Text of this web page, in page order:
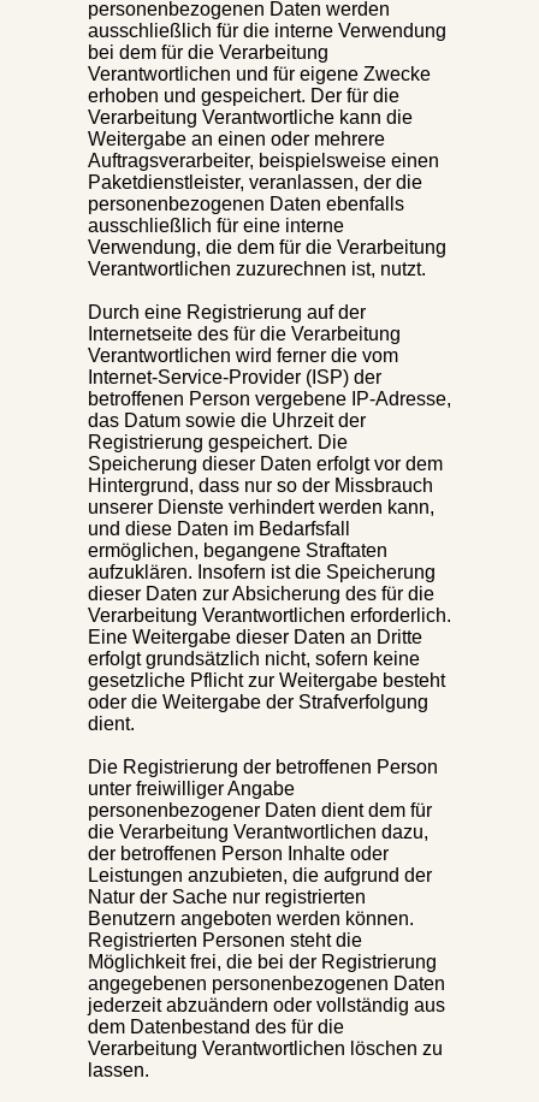
personenbezogenen Daten werden
ausschließlich für die interne Verwendung
bei dem für die Verarbeitung
Verantwortlichen und für eigene Zwecke
erhoben und gespeichert. Der für die
Verarbeitung Verantwortliche kann die
Weitergabe an einen oder mehrere
Auftragsverarbeiter, beispielsweise einen
Paketdienstleister, veranlassen, der die
personenbezogenen Daten ebenfalls
ausschließlich für eine interne
Verwendung, die dem für die Verarbeitung
Verantwortlichen zuzurechnen ist, nutzt.
Durch eine Registrierung auf der
Internetseite des für die Verarbeitung
Verantwortlichen wird ferner die vom
Internet-Service-Provider (ISP) der
betroffenen Person vergebene IP-Adresse,
das Datum sowie die Uhrzeit der
Registrierung gespeichert. Die
Speicherung dieser Daten erfolgt vor dem
Hintergrund, dass nur so der Missbrauch
unserer Dienste verhindert werden kann,
und diese Daten im Bedarfsfall
ermöglichen, begangene Straftaten
aufzuklären. Insofern ist die Speicherung
dieser Daten zur Absicherung des für die
Verarbeitung Verantwortlichen erforderlich.
Eine Weitergabe dieser Daten an Dritte
erfolgt grundsätzlich nicht, sofern keine
gesetzliche Pflicht zur Weitergabe besteht
oder die Weitergabe der Strafverfolgung
dient.
Die Registrierung der betroffenen Person
unter freiwilliger Angabe
personenbezogener Daten dient dem für
die Verarbeitung Verantwortlichen dazu,
der betroffenen Person Inhalte oder
Leistungen anzubieten, die aufgrund der
Natur der Sache nur registrierten
Benutzern angeboten werden können.
Registrierten Personen steht die
Möglichkeit frei, die bei der Registrierung
angegebenen personenbezogenen Daten
jederzeit abzuändern oder vollständig aus
dem Datenbestand des für die
Verarbeitung Verantwortlichen löschen zu
lassen.